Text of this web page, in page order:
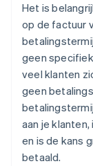
Het is
op de factuur
geen
veel klanten
geen
aan je
en is de kans
betaald.